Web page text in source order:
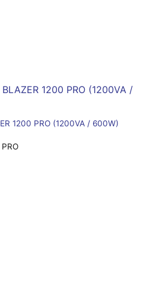
1200 PRO (1200VA / 600W)